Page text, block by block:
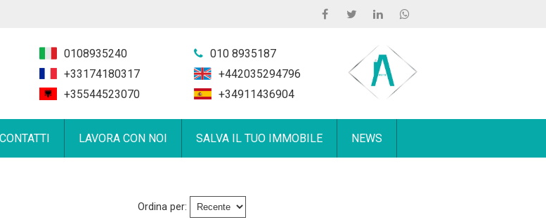
0108935240
+33174180317
+35544523070
010 8935187
+442035294796
+34911436904
CONTATTI LAVORA CON NOI SALVA IL TUO IMMOBILE NEWS
Ordina per: